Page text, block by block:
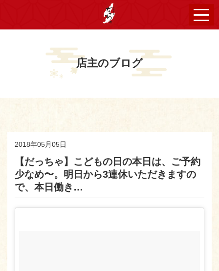
店主のブログ
2018年05月05日
【だっちゃ】こどもの日の本日は、ご予約
少なめ〜。明日から3連休いただきますの
で、本日働き…